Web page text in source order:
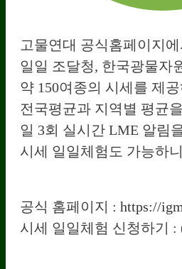
고물연대 공식홈페이지
일일 조달청, 한국광물자
약 150여종의 시세를 제
전국평균과 지역별 평균
일 3회 실시간 LME 알림
시세 일일체험도 가능하
공식 홈페이지 :https://
시세 일일체험 신청하기 :